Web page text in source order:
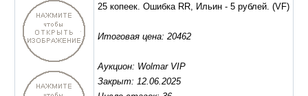
25 копеек. Ошибка RR, Ильин - 5 рублей. (VF)
Итоговая цена: 20462
Аукцион: Wolmar VIP
Закрыт: 12.06.2025